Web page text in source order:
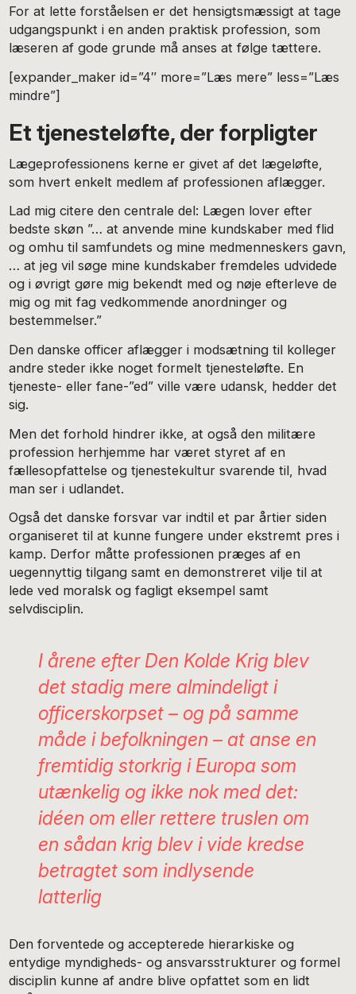
For at lette forståelsen er det hensigtsmæssigt at tage
udgangspunkt i en anden praktisk profession, som
læseren af gode grunde må anses at følge tættere.
[expander_maker id=”4″ more=”Læs mere” less=”Læs
mindre”]
Et tjenesteløfte, der forpligter
Lægeprofessionens kerne er givet af det lægeløfte,
som hvert enkelt medlem af professionen aflægger.
Lad mig citere den centrale del: Lægen lover efter
bedste skøn ”… at anvende mine kundskaber med flid
og omhu til samfundets og mine medmenneskers gavn,
… at jeg vil søge mine kundskaber fremdeles udvidede
og i øvrigt gøre mig bekendt med og nøje efterleve de
mig og mit fag vedkommende anordninger og
bestemmelser.”
Den danske officer aflægger i modsætning til kolleger
andre steder ikke noget formelt tjenesteløfte. En
tjeneste- eller fane-”ed” ville være udansk, hedder det
sig.
Men det forhold hindrer ikke, at også den militære
profession herhjemme har været styret af en
fællesopfattelse og tjenestekultur svarende til, hvad
man ser i udlandet.
Også det danske forsvar var indtil et par årtier siden
organiseret til at kunne fungere under ekstremt pres i
kamp. Derfor måtte professionen præges af en
uegennyttig tilgang samt en demonstreret vilje til at
lede ved moralsk og fagligt eksempel samt
selvdisciplin.
I årene efter Den Kolde Krig blev
det stadig mere almindeligt i
officerskorpset – og på samme
måde i befolkningen – at anse en
fremtidig storkrig i Europa som
utænkelig og ikke nok med det:
idéen om eller rettere truslen om
en sådan krig blev i vide kredse
betragtet som indlysende
latterlig
Den forventede og accepterede hierarkiske og
entydige myndigheds- og ansvarsstrukturer og formel
disciplin kunne af andre blive opfattet som en lidt